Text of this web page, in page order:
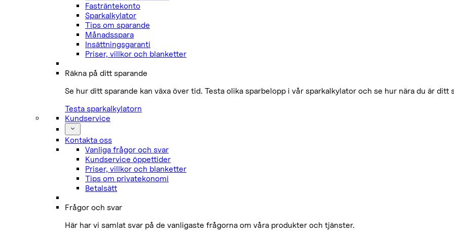
Fasträntekonto
Sparkalkylator
Tips om sparande
Månadsspara
Insättningsgaranti
Priser, villkor och blanketter
Räkna på ditt sparande
Se hur ditt sparande kan växa över tid. Testa olika sparbelopp i vår sparkalkylator och se hur nära du är ditt
Testa sparkalkylatorn
Kundservice
Kontakta oss
Vanliga frågor och svar
Kundservice öppettider
Priser, villkor och blanketter
Tips om privatekonomi
Betalsätt
Frågor och svar
Här har vi samlat svar på de vanligaste frågorna om våra produkter och tjänster.